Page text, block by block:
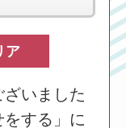
いました
する」に